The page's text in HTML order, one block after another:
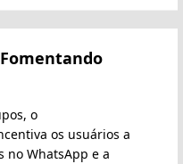
o
os usuários a
no WhatsApp e a